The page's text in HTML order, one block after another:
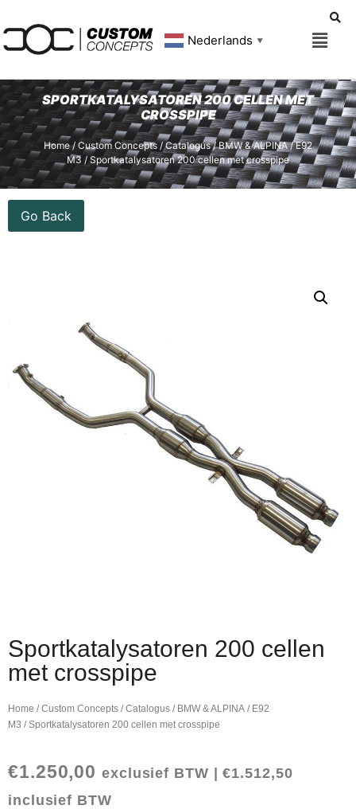
Nederlands ▼
SPORTKATALYSATOREN 200 CELLEN MET
CROSSPIPE
Home/ Custom Concepts/Catalogus/BMW & ALPINA/E92
M3 / Sportkatalysatoren 200 cellen met crosspipe
Go Back
Sportkatalysatoren 200 cellen
met crosspipe
Home /Custom Concepts /Catalogus / BMW & ALPINA / E92
M3 / Sportkatalysatoren 200 cellen met crosspipe
€1.250,00 exclusief BTW |€1.512,50
inclusief BTW